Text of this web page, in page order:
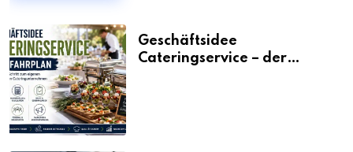
Geschäftsidee
Cateringservice – der